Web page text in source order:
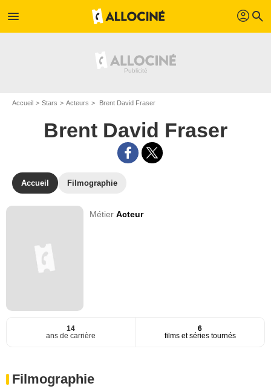
menu profil search
Accueil Stars Acteurs Brent David Fraser
Brent David Fraser
Accueil Filmographie
MétierActeur
14
ans de carrière
6
films et séries tournés
Filmographie